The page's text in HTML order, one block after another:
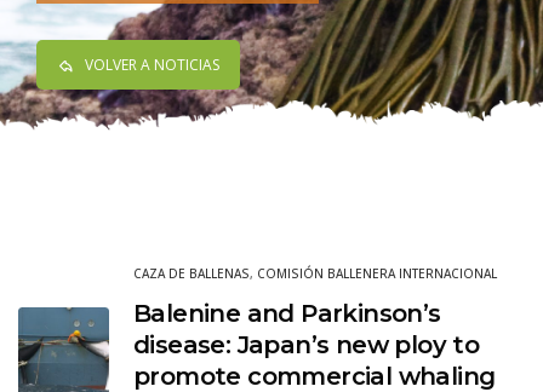
VOLVER A NOTICIAS
CAZA DE BALLENAS, COMISIÓN BALLENERA INTERNACIONAL
Balenine and Parkinson’s
disease: Japan’s new ploy to
promote commercial whaling